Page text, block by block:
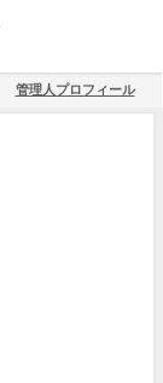
管理人プロフィール